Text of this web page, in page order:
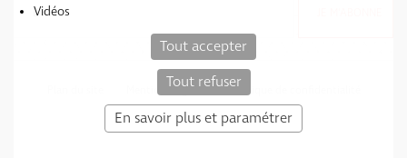
Vidéos
Tout accepter
Tout refuser
En savoir plus et paramétrer
Mentions légales
Politique de confidentialité
c-toucom web